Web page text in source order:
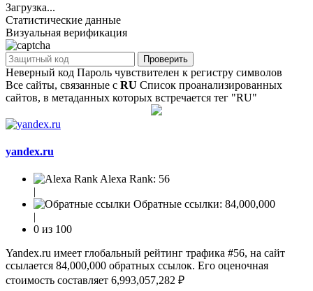
Загрузка...
Статистические данные
Визуальная верификация
Проверить
Неверный код Пароль чувствителен к регистру символов
Все сайты, связанные с RU Список проанализированных
сайтов, в метаданных которых встречается тег "RU"
yandex.ru
Alexa Rank: 56
|
Обратные ссылки: 84,000,000
|
0 из 100
Yandex.ru имеет глобальный рейтинг трафика #56, на сайт
ссылается 84,000,000 обратных ссылок. Его оценочная
стоимость составляет 6,993,057,282 ₽